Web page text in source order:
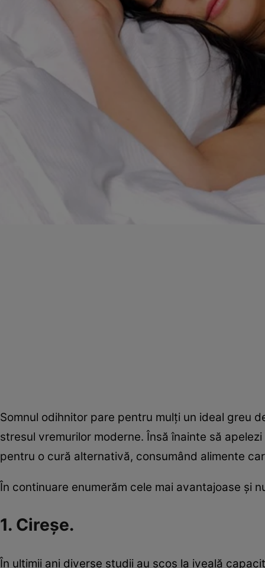
Somnul odihnitor pare pentru mulţi un ideal greu
stresul vremurilor moderne. Însă înainte să
pentru o cură alternativă, consumând alimente
În continuare enumerăm cele mai avantajoase şi
1. Cireşe.
În ultimii ani diverse studii au scos la iveală